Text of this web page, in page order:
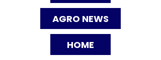
AGRO NEWS
HOME